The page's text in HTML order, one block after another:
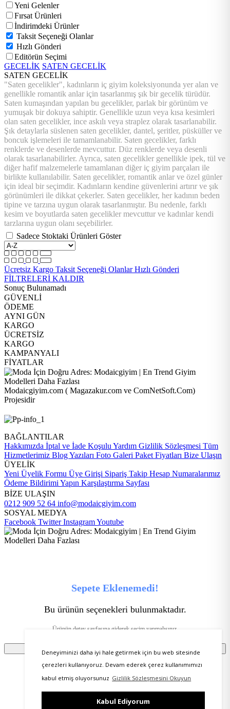
Deneyiminizi daha iyi hale getirmek için bu web sitesinde
çerezleri kullanıyoruz. Devam ederek çerez kullanımımızı
kabul etmiş oluyorsunuz Gizlilik Sözleşmesini Okuyun
Kabul Ediyorum
Yeni Gelenler
Fırsat Ürünleri
İndirimdeki Ürünler
Taksit Seçeneği Olanlar
Hızlı Gönderi
Editörün Seçimi
GECELİK SATEN GECELİK
SATEN GECELİK
"Saten gecelikler", kadınların iç giyim koleksiyonunda yer alan ve
genellikle romantik anlar için tasarlanmış şık bir gecelik türüdür.
Saten kumaşından yapılan bu gecelikler, parlak bir görünüm ve
yumuşak bir dokuya sahiptir. Genellikle uzun veya kısa kesimleri
olan saten gecelikler, ince askılı veya straplez olarak tasarlanabilir.
Şık detaylarla süslenen saten gecelikler, dantel, şeritler, püsküller ve
boncuk işlemeleri ile tamamlanabilir. Saten gecelikler, farklı
renklerde ve desenlerde mevcuttur. Düz renklerde veya desenli
olarak tasarlanabilirler. Ayrıca, saten gecelikler genellikle ipek, tül ve
diğer hafif malzemelerle tamamlanan diğer iç giyim parçaları ile
birlikte kullanılabilir. Saten gecelikler, romantik anlar ve özel günler
için ideal bir seçimdir. Kadınların kendine güvenlerini artırır ve şık
görünümleri ile dikkat çekerler. Saten gecelikler, her kadının beden
tipine ve tarzına uygun olarak tasarlanmıştır. Bu nedenle, farklı
kesim ve boyutlarda saten gecelikler mevcuttur ve kadınlar kendi
tarzlarına uygun olanı seçebilirler.
Sadece Stoktaki Ürünleri Göster
Ücretsiz Kargo Taksit Seçeneği OlanlarHızlı Gönderi
FİLTRELERİ KALDIR
Sonuç Bulunamadı
GÜVENLİ
ÖDEME
AYNI GÜN
KARGO
ÜCRETSİZ
KARGO
KAMPANYALI
FİYATLAR
Modaicgiyim.com ( Magazakur.com ve ComNetSoft.Com)
Projesidir
BAĞLANTILAR
Hakkımızda İptal ve İade Koşulu Yardım Gizlilik Sözleşmesi Tüm
Hizmetlerimiz Blog Yazıları Foto Galeri Paket Fiyatları Bize Ulaşın
ÜYELİK
Yeni Üyelik Formu Üye Girişi Sipariş Takip Hesap Numaralarımız
Ödeme Bildirimi Yapın Karşılaştırma Sayfası
BİZE ULAŞIN
0212 909 52 64 info@modaicgiyim.com
SOSYAL MEDYA
Facebook TwitterInstagramYoutube
Sepete Eklenemedi!
Bu ürünün seçenekleri bulunmaktadır.
Ürünün detay sayfasına giderek seçim yapmalısınız.
Tamam
Ürünü favorilere ekleyebilmeniz için üye girişi
yapmanız gerekmektedir.